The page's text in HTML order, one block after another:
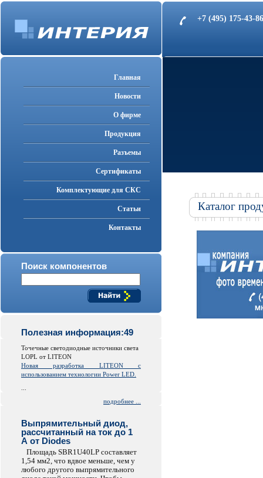
+7 (495) 175-43-
Главная
Новости
О фирме
Продукция
Разъемы
Cертификаты
Комплектующие для СКС
Статьи
Контакты
Поиск компонентов
Полезная информация:49
Точечные светодиодные источники света
LOPL от LITEON
Новая разработка LITEON с
использованием технологии Power LED.
подробнее ...
Выпрямительный диод,
рассчитанный на ток до 1
А от Diodes
Площадь SBR1U40LP составляет
1,54 мм2, что вдвое меньше, чем у
любого другого выпрямительного
Каталог